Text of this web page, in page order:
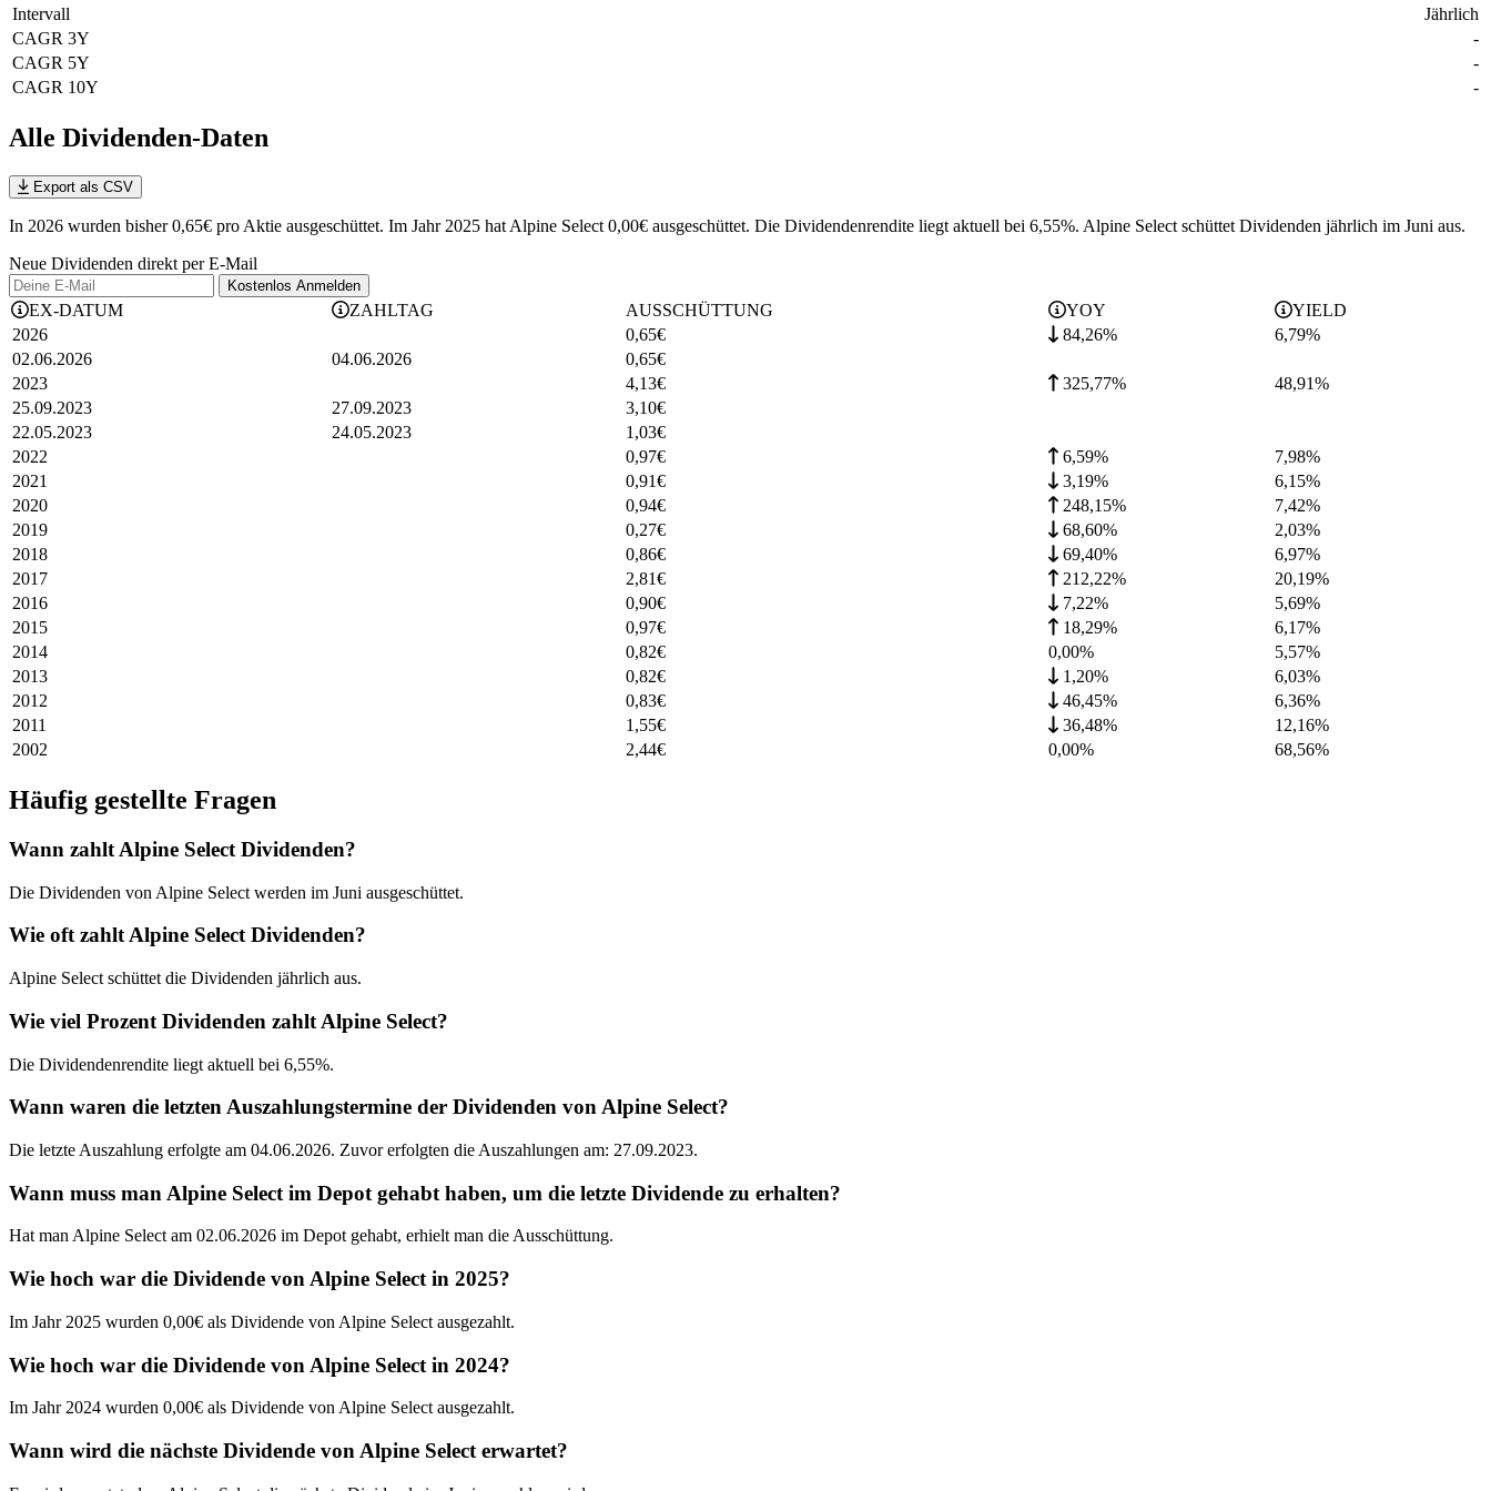
Intervall
Jährlich
CAGR 3Y
-
CAGR 5Y
-
CAGR 10Y
-
Alle Dividenden-Daten
Export als CSV
In 2026 wurden bisher 0,65€ pro Aktie ausgeschüttet. Im Jahr 2025 hat Alpine Select 0,00€ ausgeschüttet. Die Dividendenrendite liegt aktuell bei 6,55%. Alpine Select schüttet Dividenden jährlich im Juni aus.
Neue Dividenden direkt per E-Mail
Kostenlos Anmelden
EX-DATUM ZAHLTAG AUSSCHÜTTUNG YOY
YIELD
2026
0,65€ 84,26% 6,79%
02.06.2026
04.06.2026 0,65€
2023
4,13€ 325,77% 48,91%
25.09.2023
27.09.2023 3,10€
22.05.2023
24.05.2023 1,03€
2022
0,97€ 6,59% 7,98%
2021
0,91€ 3,19% 6,15%
2020
0,94€ 248,15% 7,42%
2019
0,27€ 68,60% 2,03%
2018
0,86€ 69,40% 6,97%
2017
2,81€ 212,22% 20,19%
2016
0,90€ 7,22% 5,69%
2015
0,97€ 18,29% 6,17%
2014
0,82€ 0,00% 5,57%
2013
0,82€ 1,20% 6,03%
2012
0,83€ 46,45% 6,36%
2011
1,55€ 36,48% 12,16%
2002
2,44€ 0,00% 68,56%
Häufig gestellte Fragen
Wann zahlt Alpine Select Dividenden?
Die Dividenden von Alpine Select werden im Juni ausgeschüttet.
Wie oft zahlt Alpine Select Dividenden?
Alpine Select schüttet die Dividenden jährlich aus.
Wie viel Prozent Dividenden zahlt Alpine Select?
Die Dividendenrendite liegt aktuell bei 6,55%.
Wann waren die letzten Auszahlungstermine der Dividenden von Alpine Select?
Die letzte Auszahlung erfolgte am 04.06.2026. Zuvor erfolgten die Auszahlungen am: 27.09.2023.
Wann muss man Alpine Select im Depot gehabt haben, um die letzte Dividende zu erhalten?
Hat man Alpine Select am 02.06.2026 im Depot gehabt, erhielt man die Ausschüttung.
Wie hoch war die Dividende von Alpine Select in 2025?
Im Jahr 2025 wurden 0,00€ als Dividende von Alpine Select ausgezahlt.
Wie hoch war die Dividende von Alpine Select in 2024?
Im Jahr 2024 wurden 0,00€ als Dividende von Alpine Select ausgezahlt.
Wann wird die nächste Dividende von Alpine Select erwartet?